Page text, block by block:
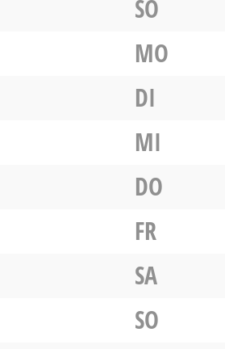
SO
MO
DI
MI
DO
FR
SA
SO